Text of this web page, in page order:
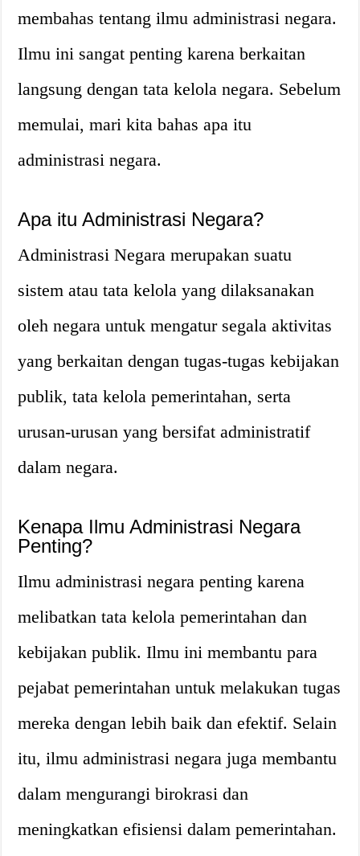
membahas tentang ilmu administrasi negara.
Ilmu ini sangat penting karena berkaitan
langsung dengan tata kelola negara. Sebelum
memulai, mari kita bahas apa itu
administrasi negara.
Apa itu Administrasi Negara?
Administrasi Negara merupakan suatu
sistem atau tata kelola yang dilaksanakan
oleh negara untuk mengatur segala aktivitas
yang berkaitan dengan tugas-tugas kebijakan
publik, tata kelola pemerintahan, serta
urusan-urusan yang bersifat administratif
dalam negara.
Kenapa Ilmu Administrasi Negara
Penting?
Ilmu administrasi negara penting karena
melibatkan tata kelola pemerintahan dan
kebijakan publik. Ilmu ini membantu para
pejabat pemerintahan untuk melakukan tugas
mereka dengan lebih baik dan efektif. Selain
itu, ilmu administrasi negara juga membantu
dalam mengurangi birokrasi dan
meningkatkan efisiensi dalam pemerintahan.